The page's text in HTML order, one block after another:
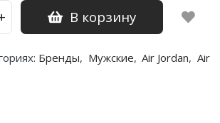
В корзину
Бренды, Мужские, Air Jordan, Air